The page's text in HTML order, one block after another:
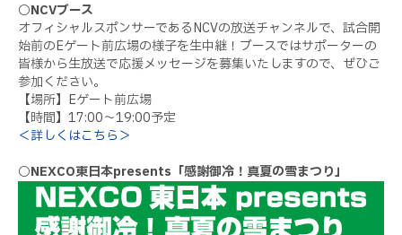
○NCVブース
オフィシャルスポンサーであるNCVの放送チャンネルで、試合開
始前のEゲート前広場の様子を生中継！ブースではサポーターの
皆様から生放送で応援メッセージを募集いたしますので、ぜひご
参加ください。
【場所】Eゲート前広場
【時間】17:00～19:00予定
＜詳しくはこちら＞
○NEXCO東日本presents「感謝御冷！真夏の雪まつり」